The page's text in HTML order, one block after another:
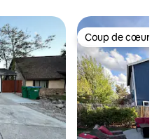
Coup de cœur
Coup de cœur